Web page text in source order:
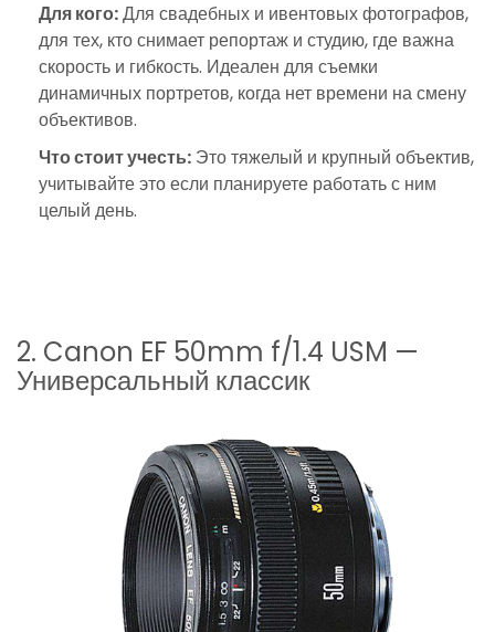
Для кого:Для свадебных и ивентовых фотографов,
для тех, кто снимает репортаж и студию, где важна
скорость и гибкость. Идеален для съемки
динамичных портретов, когда нет времени на смену
объективов.
Что стоит учесть: Это тяжелый и крупный объектив,
учитывайте это если планируете работать с ним
целый день.
2. Canon EF 50mm f/1.4 USM —
Универсальный классик